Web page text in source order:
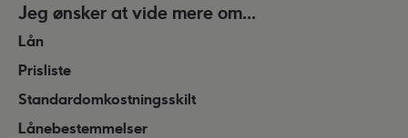
Jeg ønsker at vide mere om...
Lån
Prisliste
Standardomkostningsskilt
Lånebestemmelser